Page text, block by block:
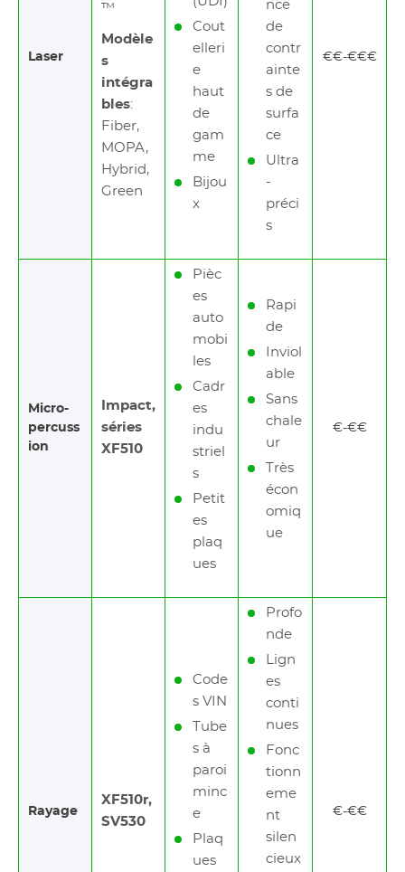
Laser
™
Modèle
s
intégra
bles:
Fiber,
MOPA,
Hybrid,
Green
Cout
elleri
e
haut
de
gam
me
Bijou
x
nce
de
contr
ainte
s de
surfa
ce
Ultra
-
préci
s
€€-€€€
Micro-
percuss
ion
Impact,
séries
XF510
Pièc
es
auto
mobi
les
Cadr
es
indu
striel
s
Petit
es
plaq
ues
Rapi
de
Inviol
able
Sans
chale
ur
Très
écon
omiq
ue
€-€€
Rayage
XF510r,
SV530
Code
s VIN
Tube
s à
paroi
minc
e
Plaq
ues
Profo
nde
Lign
es
conti
nues
Fonc
tionn
eme
nt
silen
cieux
€-€€